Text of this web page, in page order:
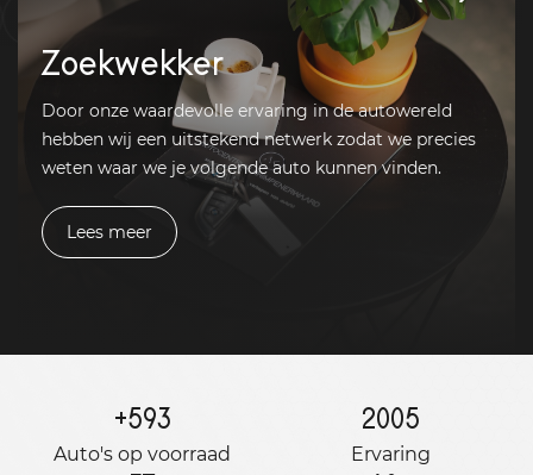
Zoekwekker
Door onze waardevolle ervaring in de autowereld
hebben wij een uitstekend netwerk zodat we precies
weten waar we je volgende auto kunnen vinden.
Lees meer
+593
Auto's op voorraad
2005
Ervaring